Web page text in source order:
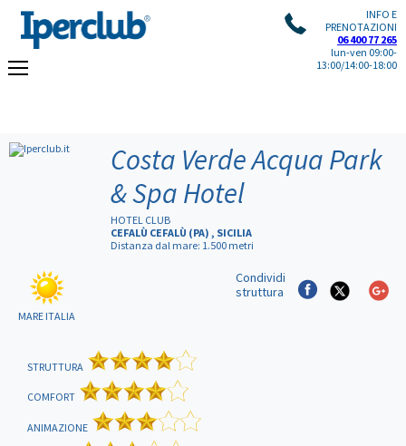
INFO E
PRENOTAZIONI
06 400 77 265
lun-ven 09:00-
13:00/14:00-18:00
Costa Verde Acqua Park
& Spa Hotel
HOTEL CLUB
CEFALÙ CEFALÙ (PA) , SICILIA
Distanza dal mare: 1.500 metri
MARE ITALIA
Condividi
struttura
STRUTTURA
COMFORT
ANIMAZIONE